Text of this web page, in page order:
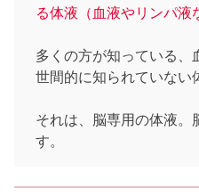
る体液（血液やリンパ液
多くの方が知っている、
世間的に知られていない
それは、脳専用の体液。
す。